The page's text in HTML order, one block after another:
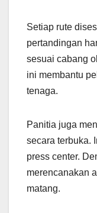
Setiap rute
pertandingan
sesuai cabang
ini membantu
tenaga.
Panitia juga
secara terbuka.
press center.
merencanakan
matang.